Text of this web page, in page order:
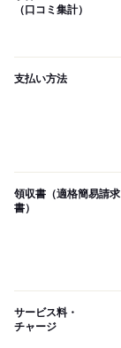
（口コミ集計）
支払い方法
領収書（適格簡易請求
書）
サービス料・
チャージ